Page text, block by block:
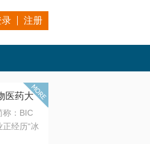
录 注册
医药大
称：BIC
经历“冰